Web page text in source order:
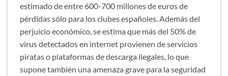
estimado de entre 600-700 millones de euros de
pérdidas sólo para los clubes españoles. Además del
perjuicio económico, se estima que más del 50% de
virus detectados en internet provienen de servicios
piratas o plataformas de descarga ilegales, lo que
supone también una amenaza grave para la seguridad